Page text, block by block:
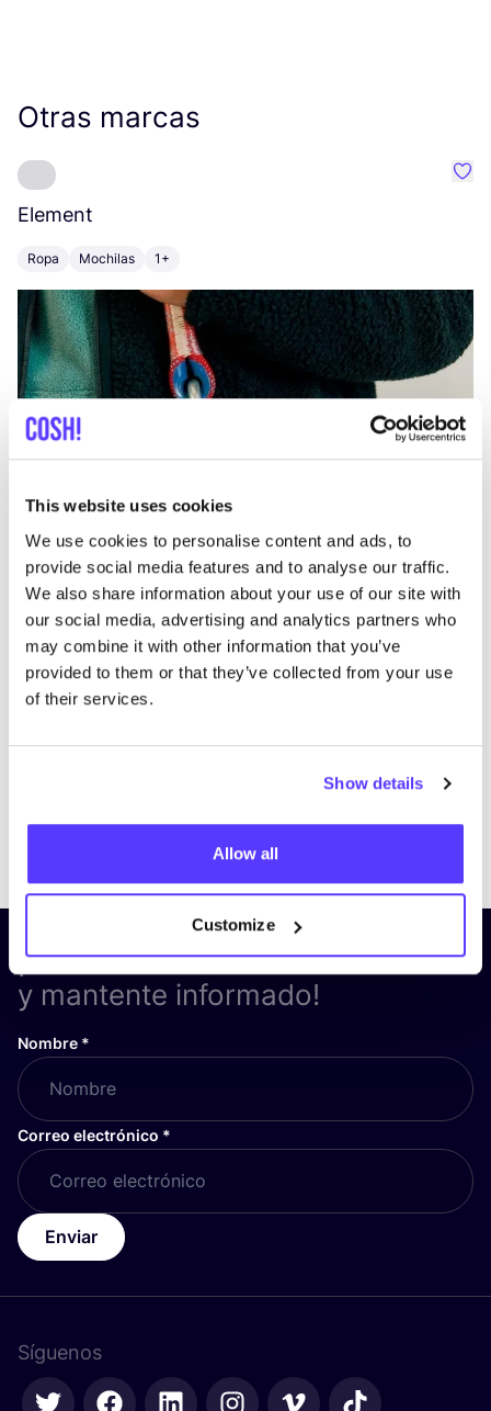
This website uses cookies
We use cookies to personalise content and ads, to
provide social media features and to analyse our traffic.
We also share information about your use of our site with
our social media, advertising and analytics partners who
may combine it with other information that you’ve
provided to them or that they’ve collected from your use
of their services.
Show details
Allow all
Customize
Otras marcas
Element
Ropa Mochilas 1+
¡Suscríbete a nuestro boletín
y mantente informado!
Nombre *
Correo electrónico *
Enviar
Síguenos